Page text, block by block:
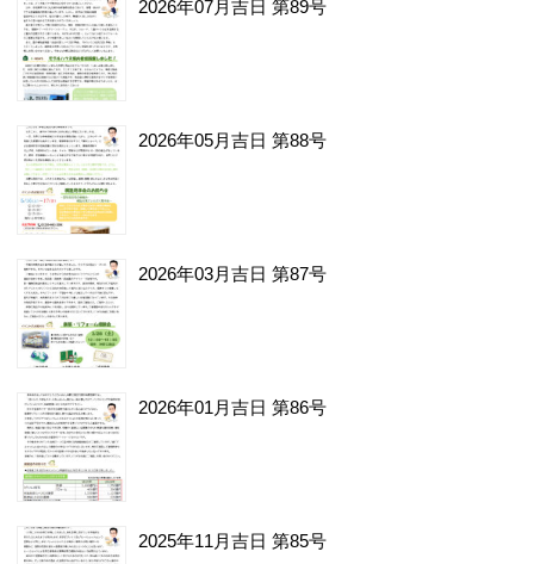
2026年07月吉日 第89号
2026年05月吉日 第88号
2026年03月吉日 第87号
2026年01月吉日 第86号
2025年11月吉日 第85号